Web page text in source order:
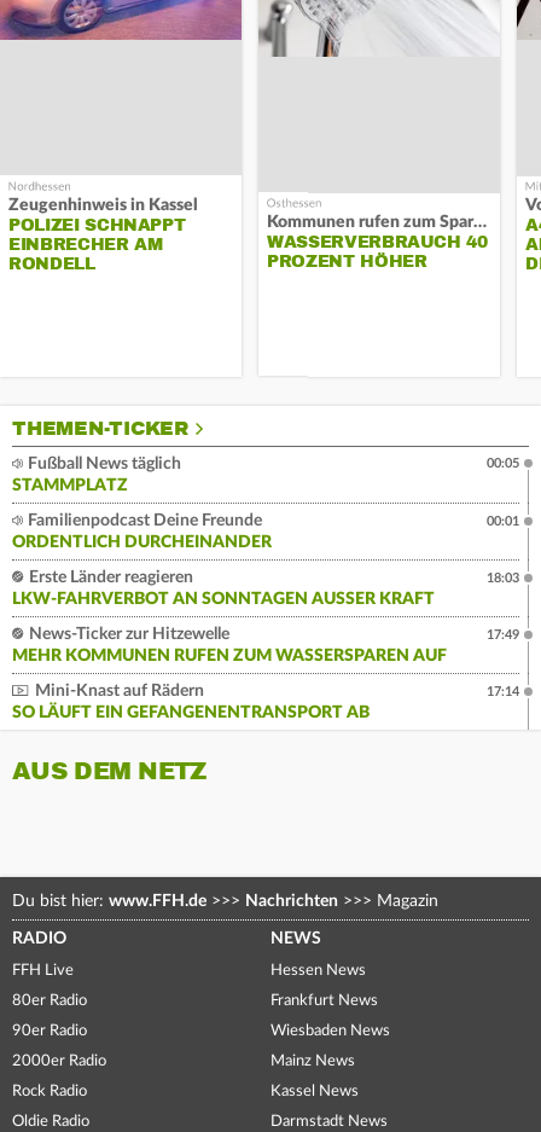
Zeugenhinweis in Kassel
POLIZEI SCHNAPPT
EINBRECHER AM
RONDELL
Kommunen rufen zum Sparen auf
WASSERVERBRAUCH 40
PROZENT HÖHER
THEMEN-TICKER
Fußball News täglich
STAMMPLATZ
00:05
Familienpodcast Deine Freunde
ORDENTLICH DURCHEINANDER
00:01
Erste Länder reagieren
LKW-FAHRVERBOT AN SONNTAGEN AUSSER KRAFT
18:03
News-Ticker zur Hitzewelle
MEHR KOMMUNEN RUFEN ZUM WASSERSPAREN AUF
17:49
Mini-Knast auf Rädern
SO LÄUFT EIN GEFANGENENTRANSPORT AB
17:14
AUS DEM NETZ
Du bist hier: www.FFH.de >>> Nachrichten >>> Magazin
RADIO
FFH Live
80er Radio
90er Radio
2000er Radio
Rock Radio
Oldie Radio
NEWS
Hessen News
Frankfurt News
Wiesbaden News
Mainz News
Kassel News
Darmstadt News